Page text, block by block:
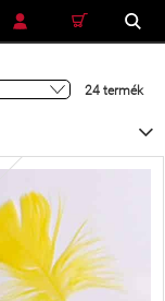
KERESÉS
24 termék